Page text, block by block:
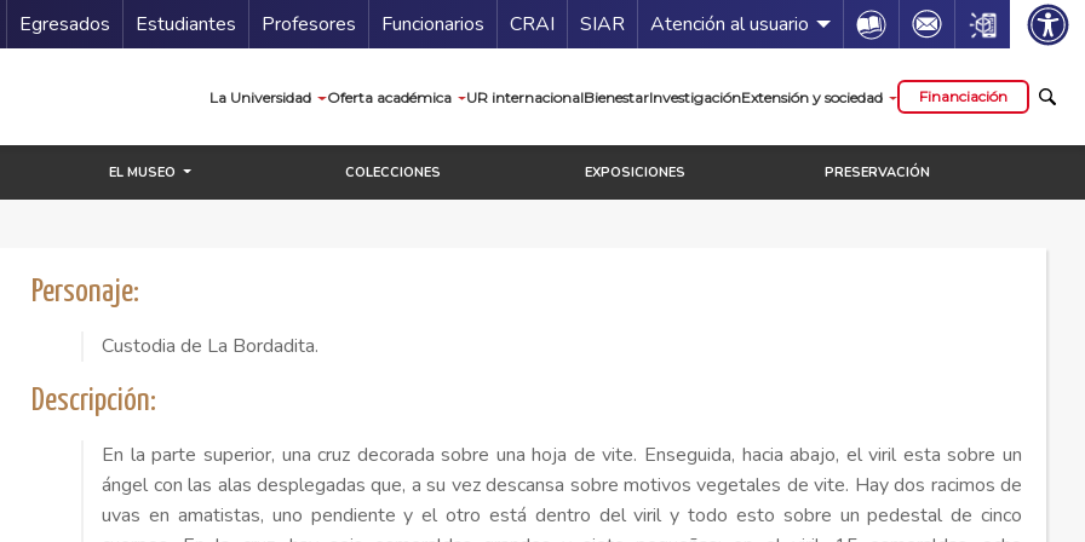
Secundario
Egresados Estudiantes Profesores Funcionarios Guía de servicios
CRAI SIAR Atención al usuario Icon Icon Icon
La Universidad Oferta académica UR internacionalBienestarInvestigaciónExtensión y sociedad Financiación
EL MUSEO COLECCIONES EXPOSICIONES PRESERVACIÓN
Personaje:
Custodia de La Bordadita.
Descripción:
En la parte superior, una cruz decorada sobre una hoja de vite. Enseguida, hacia abajo, el viril esta sobre un
ángel con las alas desplegadas que, a su vez descansa sobre motivos vegetales de vite. Hay dos racimos de
uvas en amatistas, uno pendiente y el otro está dentro del viril y todo esto sobre un pedestal de cinco